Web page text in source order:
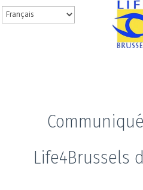
Life4Brussels